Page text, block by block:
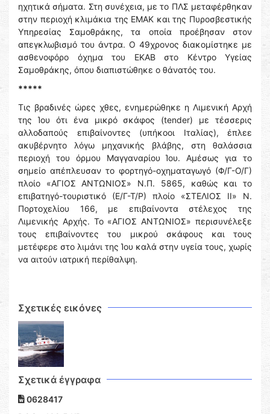
ηχητικά σήματα. Στη συνέχεια, με το ΠΛΣ μεταφέρθηκαν
στην περιοχή κλιμάκια της ΕΜΑΚ και της Πυροσβεστικής
Υπηρεσίας Σαμοθράκης, τα οποία προέβησαν στον
απεγκλωβισμό του άντρα. Ο 49χρονος διακομίστηκε με
ασθενοφόρο όχημα του ΕΚΑΒ στο Κέντρο Υγείας
Σαμοθράκης, όπου διαπιστώθηκε ο θάνατός του.
*****
Τις βραδινές ώρες χθες, ενημερώθηκε η Λιμενική Αρχή
της Ίου ότι ένα μικρό σκάφος (tender) με τέσσερις
αλλοδαπούς επιβαίνοντες (υπήκοοι Ιταλίας), έπλεε
ακυβέρνητο λόγω μηχανικής βλάβης, στη θαλάσσια
περιοχή του όρμου Μαγγαναρίου Ίου. Αμέσως για το
σημείο απέπλευσαν το φορτηγό-οχηματαγωγό (Φ/Γ-Ο/Γ)
πλοίο «ΑΓΙΟΣ ΑΝΤΩΝΙΟΣ» Ν.Π. 5865, καθώς και το
επιβατηγό-τουριστικό (Ε/Γ-Τ/Ρ) πλοίο «ΣΤΕΛΙΟΣ ΙΙ» Ν.
Πορτοχελίου 166, με επιβαίνοντα στέλεχος της
Λιμενικής Αρχής. Το «ΑΓΙΟΣ ΑΝΤΩΝΙΟΣ» περισυνέλεξε
τους επιβαίνοντες του μικρού σκάφους και τους
μετέφερε στο λιμάνι της Ίου καλά στην υγεία τους, χωρίς
να αιτούν ιατρική περίθαλψη.
Σχετικές εικόνες
Σχετικά έγγραφα
0628417